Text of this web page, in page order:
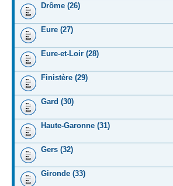
Drôme (26)
Eure (27)
Eure-et-Loir (28)
Finistère (29)
Gard (30)
Haute-Garonne (31)
Gers (32)
Gironde (33)